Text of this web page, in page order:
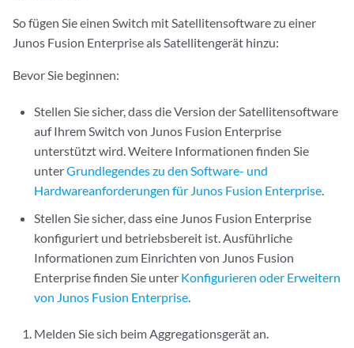
So fügen Sie einen Switch mit Satellitensoftware zu einer
Junos Fusion Enterprise als Satellitengerät hinzu:
Bevor Sie beginnen:
Stellen Sie sicher, dass die Version der Satellitensoftware
auf Ihrem Switch von Junos Fusion Enterprise
unterstützt wird. Weitere Informationen finden Sie
unterGrundlegendes zu den Software- und
Hardwareanforderungen für Junos Fusion Enterprise.
Stellen Sie sicher, dass eine Junos Fusion Enterprise
konfiguriert und betriebsbereit ist. Ausführliche
Informationen zum Einrichten von Junos Fusion
Enterprise finden Sie unter Konfigurieren oder Erweitern
von Junos Fusion Enterprise.
Melden Sie sich beim Aggregationsgerät an.